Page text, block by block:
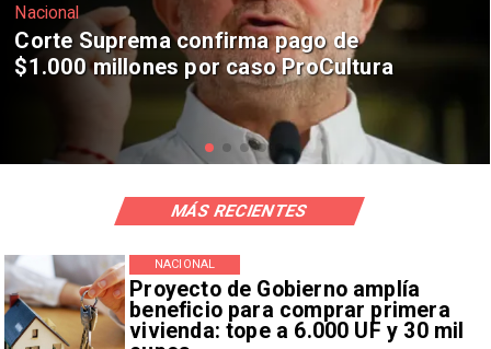
Nacional
Codelco suspende construcción de
Andes Norte en El Teniente por
riesgos sísmicos
Proyecto de Gobierno amplía
beneficio para comprar primera
vivienda: tope a 6.000 UF y 30 mil
NACIONAL
MÁS RECIENTES